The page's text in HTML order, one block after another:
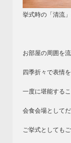
挙式時の「清流」
お部屋の周囲を
四季折々で表情
一度に堪能する
会食会場としてだ
ご挙式としても